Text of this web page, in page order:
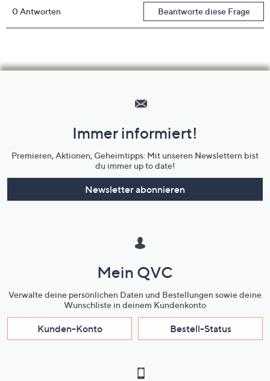
Unternehmensinformationen
Immer informiert!
Premieren, Aktionen, Geheimtipps: Mit unseren Newslettern bist
du immer up to date!
Newsletter abonnieren
Mein QVC
Verwalte deine persönlichen Daten und Bestellungen sowie deine
Wunschliste in deinem Kundenkonto
Kunden-Konto Bestell-Status